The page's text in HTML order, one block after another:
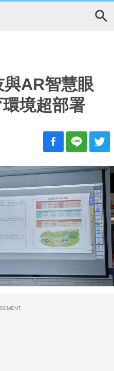
AR智慧眼
境超部署